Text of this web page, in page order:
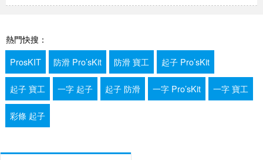
熱門快搜：
ProsKIT
防滑 Pro’sKit 防滑 寶工 起子 Pro’sKit
起子 寶工 一字 起子 起子 防滑 一字 Pro’sKit 一字 寶工
彩條 起子